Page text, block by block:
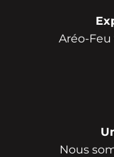
Aréo-
Nous